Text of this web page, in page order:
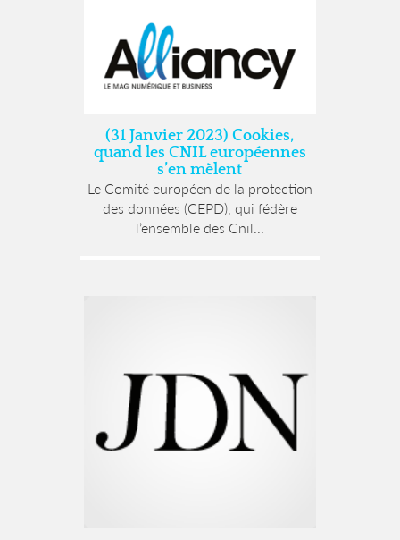
(31 Janvier 2023) Cookies,
quand les CNIL européennes
s’en mèlent
Le Comité européen de la protection
des données (CEPD), qui fédère
l’ensemble des Cnil...